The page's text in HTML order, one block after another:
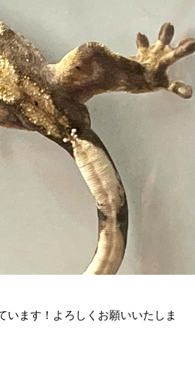
います！よろしくお願いいたしま